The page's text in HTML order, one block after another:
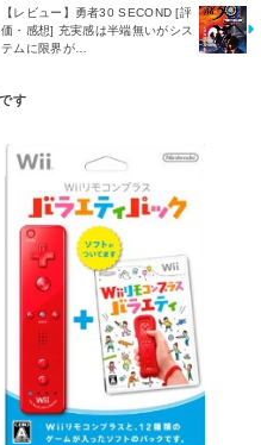
【レビュー】勇者30 SECOND [評
価・感想] 充実感は半端無いがシス
テムに限界が…